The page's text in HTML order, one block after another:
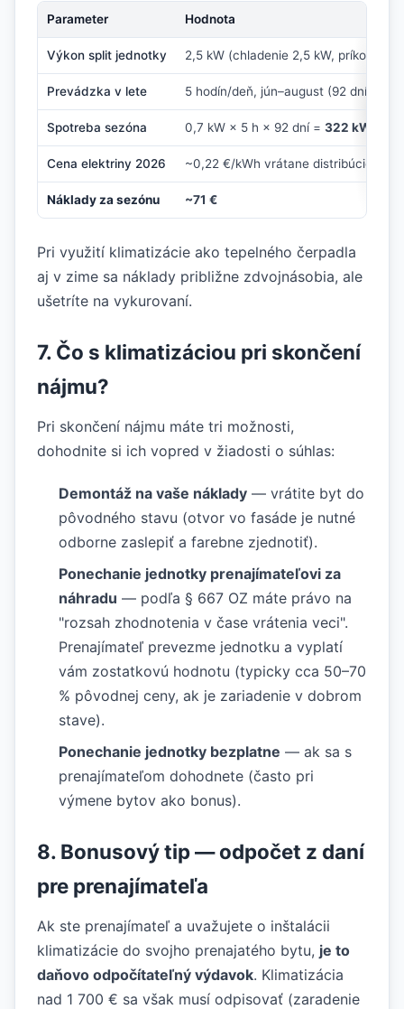
Parameter Hodnota
Výkon split jednotky 2,5 kW (chladenie 2,5 kW, príkon 0,7
Prevádzka v lete 5 hodín/deň, jún–august (92 dní)
Spotreba sezóna 0,7 kW × 5 h × 92 dní = 322 kWh
Cena elektriny 2026 ~0,22 €/kWh vrátane distribúcie
Náklady za sezónu ~71 €
Pri využití klimatizácie ako tepelného čerpadla
aj v zime sa náklady približne zdvojnásobia, ale
ušetríte na vykurovaní.
7. Čo s klimatizáciou pri skončení
nájmu?
Pri skončení nájmu máte tri možnosti,
dohodnite si ich vopred v žiadosti o súhlas:
Demontáž na vaše náklady — vrátite byt do
pôvodného stavu (otvor vo fasáde je nutné
odborne zaslepiť a farebne zjednotiť).
Ponechanie jednotky prenajímateľovi za
náhradu — podľa § 667 OZ máte právo na
"rozsah zhodnotenia v čase vrátenia veci".
Prenajímateľ prevezme jednotku a vyplatí
vám zostatkovú hodnotu (typicky cca 50–70
% pôvodnej ceny, ak je zariadenie v dobrom
stave).
Ponechanie jednotky bezplatne — ak sa s
prenajímateľom dohodnete (často pri
výmene bytov ako bonus).
8. Bonusový tip — odpočet z daní
pre prenajímateľa
Ak ste prenajímateľ a uvažujete o inštalácii
klimatizácie do svojho prenajatého bytu, je to
daňovo odpočítateľný výdavok. Klimatizácia
nad 1 700 € sa však musí odpisovať (zaradenie